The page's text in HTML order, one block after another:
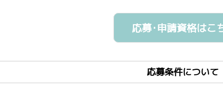
応募･申請資格はこ
応募条件について